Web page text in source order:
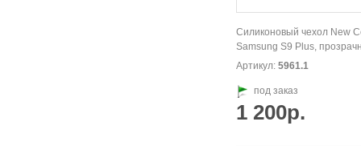
Силиконовый чехол New
Samsung S9 Plus,
Артикул: 5961.1
под заказ
1 200р.